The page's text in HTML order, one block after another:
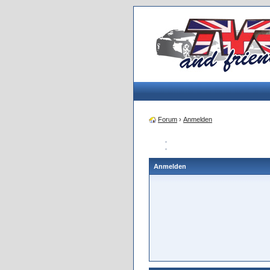
Forum › Anmelden
Anmelden